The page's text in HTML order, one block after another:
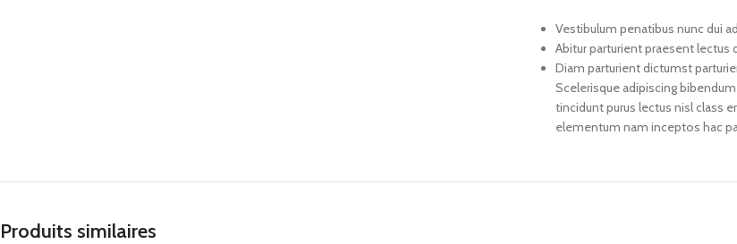
Vestibulum penatibus nunc dui
Abitur parturient praesent lectus
Diam parturient dictumst
Scelerisque adipiscing
tincidunt purus lectus nisl class
elementum nam inceptos hac
Produits similaires